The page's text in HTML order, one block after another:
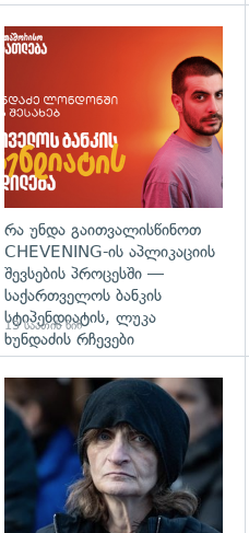
რა უნდა გაითვალისწინოთ
CHEVENING-ის აპლიკაციის
შევსების პროცესში —
საქართველოს ბანკის
სტიპენდიატის, ლუკა
ხუნდაძის რჩევები
13 საათის წინ
გადახედვა